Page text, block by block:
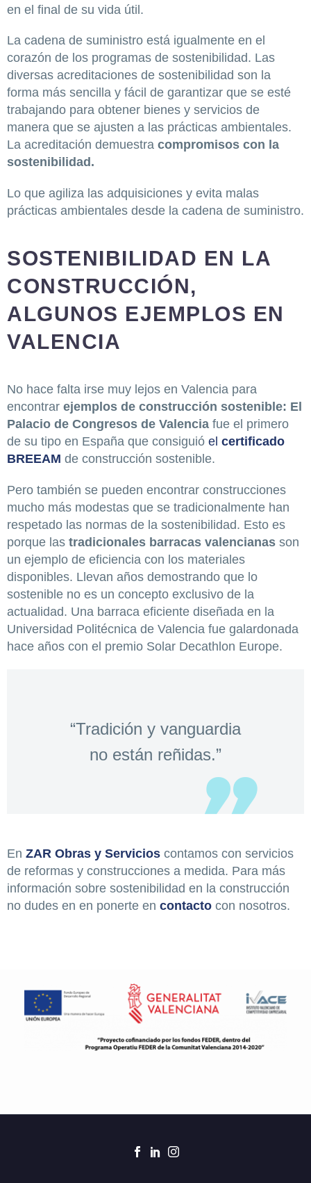
en el final de su vida útil.
La cadena de suministro está igualmente en el
corazón de los programas de sostenibilidad. Las
diversas acreditaciones de sostenibilidad son la
forma más sencilla y fácil de garantizar que se esté
trabajando para obtener bienes y servicios de
manera que se ajusten a las prácticas ambientales.
La acreditación demuestra compromisos con la
sostenibilidad.
Lo que agiliza las adquisiciones y evita malas
prácticas ambientales desde la cadena de suministro.
SOSTENIBILIDAD EN LA
CONSTRUCCIÓN,
ALGUNOS EJEMPLOS EN
VALENCIA
No hace falta irse muy lejos en Valencia para
encontrar ejemplos de construcción sostenible: El
Palacio de Congresos de Valencia fue el primero
de su tipo en España que consiguió el certificado
BREEAM de construcción sostenible.
Pero también se pueden encontrar construcciones
mucho más modestas que se tradicionalmente han
respetado las normas de la sostenibilidad. Esto es
porque las tradicionales barracas valencianas son
un ejemplo de eficiencia con los materiales
disponibles. Llevan años demostrando que lo
sostenible no es un concepto exclusivo de la
actualidad. Una barraca eficiente diseñada en la
Universidad Politécnica de Valencia fue galardonada
hace años con el premio Solar Decathlon Europe.
“Tradición y vanguardia
no están reñidas.”
En ZAR Obras y Servicios contamos con servicios
de reformas y construcciones a medida. Para más
información sobre sostenibilidad en la construcción
no dudes en en ponerte en contacto con nosotros.